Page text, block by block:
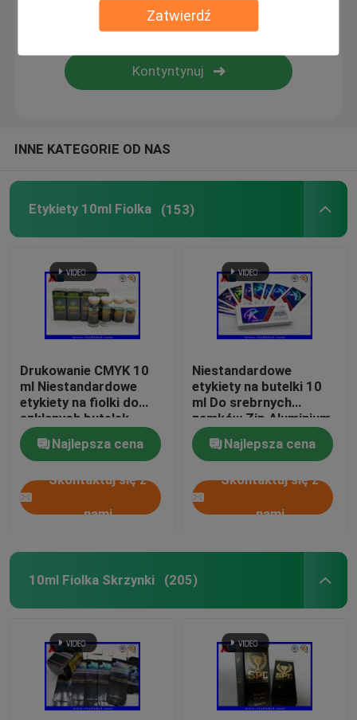
Zatwierdź
Szklane ampułki farmaceutyczne
Niestandardowe drukowanie ulotek
Zakupy Papierowa Torba
INNE KATEGORIE OD NAS
Etykiety 10ml Fiolka (153)
Drukowanie CMYK 10
ml Niestandardowe
etykiety na fiolki do
szklanych butelek
medycznych
Najlepsza cena
Skontaktuj się z
nami
Niestandardowe
etykiety na butelki 10
ml Do srebrnych
zamków Zip Aluminium
Foil Pounch
Drukowanie szklanych
etykiet na fiolki
Najlepsza cena
Skontaktuj się z
nami
10ml Fiolka Skrzynki (205)